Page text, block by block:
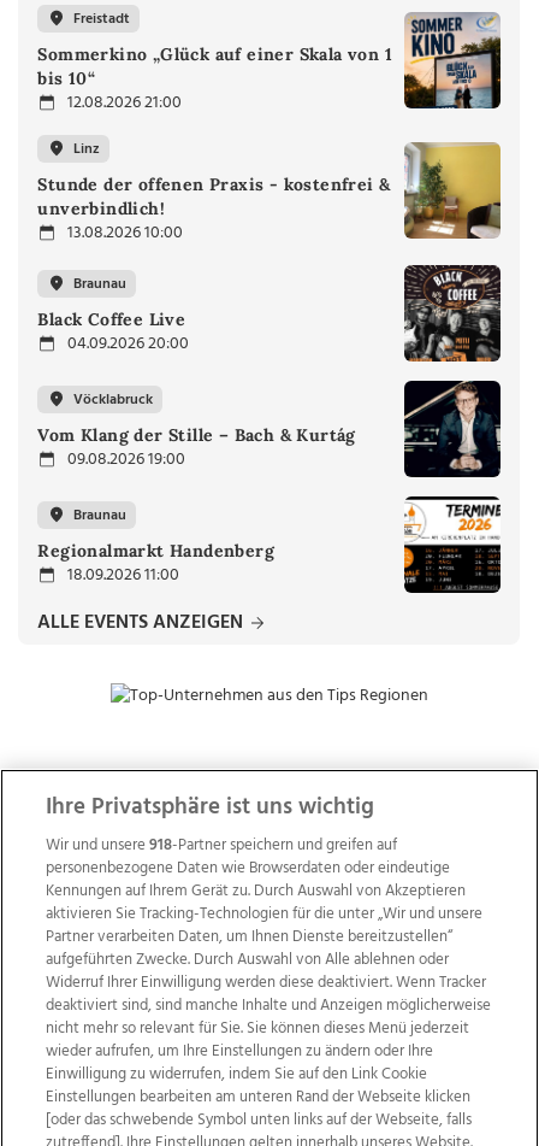
Freistadt
Sommerkino „Glück auf einer Skala von 1
bis 10“
12.08.2026 21:00
Linz
Stunde der offenen Praxis - kostenfrei &
unverbindlich!
13.08.2026 10:00
Braunau
Black Coffee Live
04.09.2026 20:00
Vöcklabruck
Vom Klang der Stille – Bach & Kurtág
09.08.2026 19:00
Braunau
Regionalmarkt Handenberg
18.09.2026 11:00
ALLE EVENTS ANZEIGEN
ZUR NACHRICHTENÜBERSICHT
Wir über uns Mediadaten Kontakt
Jobs
Ihre Privatsphäre ist uns wichtig
Wir und unsere918-Partner speichern und greifen auf
personenbezogene Daten wie Browserdaten oder eindeutige
Kennungen auf Ihrem Gerät zu. Durch Auswahl von Akzeptieren
aktivieren Sie Tracking-Technologien für die unter „Wir und unsere
Partner verarbeiten Daten, um Ihnen Dienste bereitzustellen“
aufgeführten Zwecke. Durch Auswahl von Alle ablehnen oder
Widerruf Ihrer Einwilligung werden diese deaktiviert. Wenn Tracker
deaktiviert sind, sind manche Inhalte und Anzeigen möglicherweise
nicht mehr so relevant für Sie. Sie können dieses Menü jederzeit
wieder aufrufen, um Ihre Einstellungen zu ändern oder Ihre
Einwilligung zu widerrufen, indem Sie auf den Link Cookie
Einstellungen bearbeiten am unteren Rand der Webseite klicken
[oder das schwebende Symbol unten links auf der Webseite, falls